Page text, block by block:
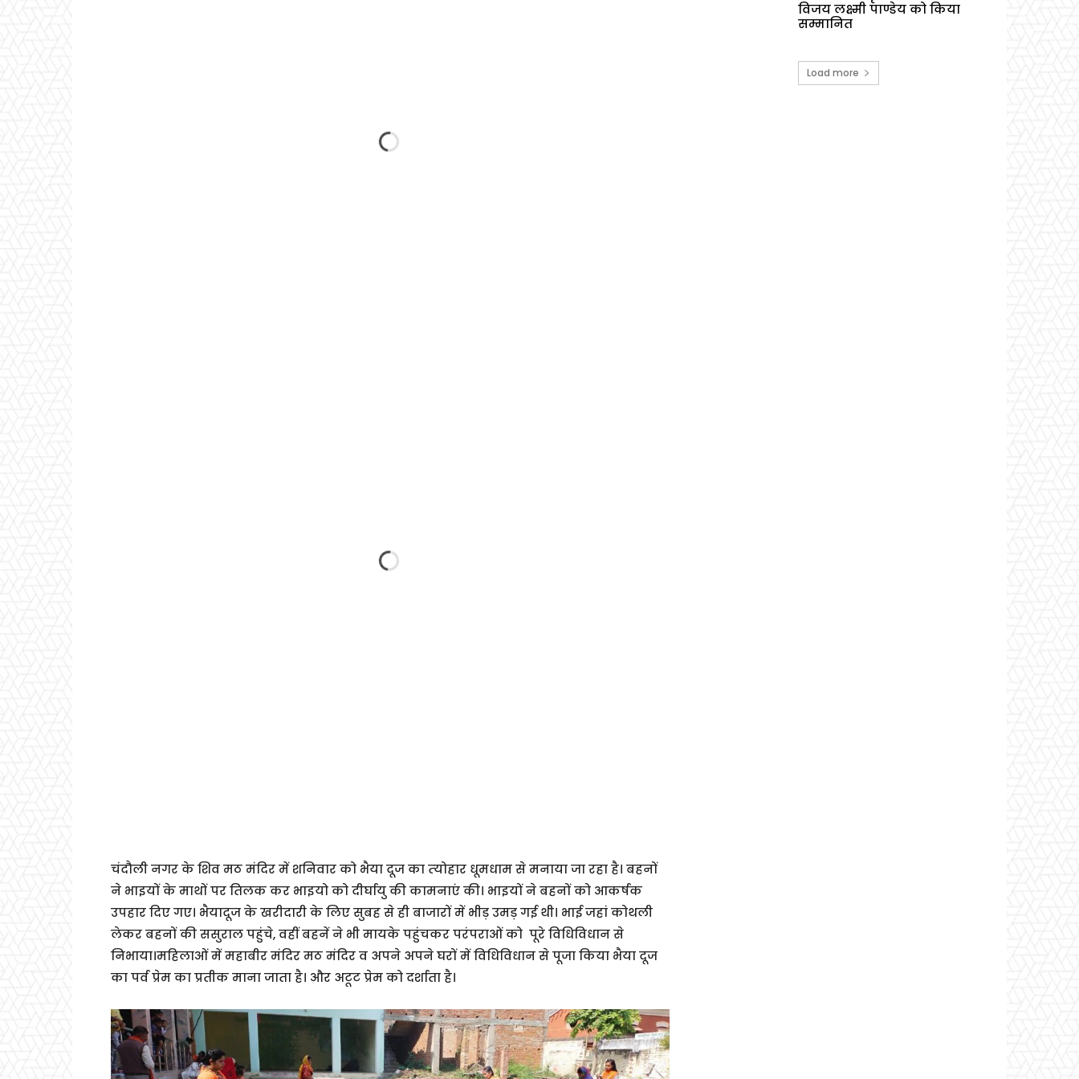
चंदौली नगर के शिव मठ मंदिर में शनिवार को भैया दूज का त्‍योहार धूमधाम से मनाया जा रहा है। बहनों
ने भाइयों के माथों पर तिलक कर भाइयो को दीर्घायु की कामनाएं की। भाइयों ने बहनों को आकर्षक
उपहार दिए गए। भैयादूज के खरीदारी के लिए सुबह से ही बाजारों में भीड़ उमड़ गई थी। भाई जहां कोथली
लेकर बहनों की ससुराल पहुंचे, वहीं बहनें ने भी मायके पहुंचकर परंपराओं को पूरे विधिविधान से
निभाया।महिलाओं में महाबीर मंदिर मठ मंदिर व अपने अपने घरों में विधिविधान से पूजा किया भैया दूज
का पर्व प्रेम का प्रतीक माना जाता है। और अटूट प्रेम को दर्शाता है।
विजय लक्ष्मी पाण्डेय को किया
सम्मानित
Load more